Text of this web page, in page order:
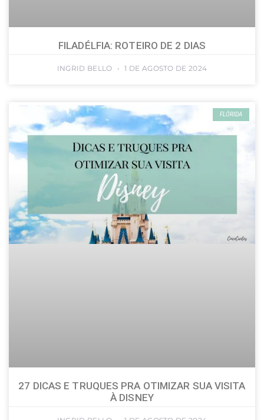
FILADÉLFIA: ROTEIRO DE 2 DIAS
INGRID BELLO 1 DE AGOSTO DE 2024
FLÓRIDA
27 DICAS E TRUQUES PRA OTIMIZAR SUA VISITA
À DISNEY